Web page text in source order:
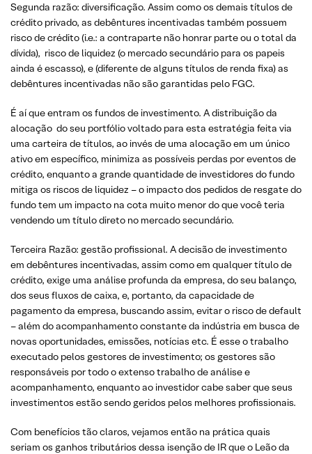
Segunda razão: diversificação. Assim como os demais títulos de
crédito privado, as debêntures incentivadas também possuem
risco de crédito (i.e.: a contraparte não honrar parte ou o total da
dívida), risco de liquidez (o mercado secundário para os papeis
ainda é escasso), e (diferente de alguns títulos de renda fixa) as
debêntures incentivadas não são garantidas pelo FGC.
É aí que entram os fundos de investimento. A distribuição da
alocação do seu portfólio voltado para esta estratégia feita via
uma carteira de títulos, ao invés de uma alocação em um único
ativo em específico, minimiza as possíveis perdas por eventos de
crédito, enquanto a grande quantidade de investidores do fundo
mitiga os riscos de liquidez – o impacto dos pedidos de resgate do
fundo tem um impacto na cota muito menor do que você teria
vendendo um título direto no mercado secundário.
Terceira Razão: gestão profissional. A decisão de investimento
em debêntures incentivadas, assim como em qualquer título de
crédito, exige uma análise profunda da empresa, do seu balanço,
dos seus fluxos de caixa, e, portanto, da capacidade de
pagamento da empresa, buscando assim, evitar o risco de default
– além do acompanhamento constante da indústria em busca de
novas oportunidades, emissões, notícias etc. É esse o trabalho
executado pelos gestores de investimento; os gestores são
responsáveis por todo o extenso trabalho de análise e
acompanhamento, enquanto ao investidor cabe saber que seus
investimentos estão sendo geridos pelos melhores profissionais.
​Com benefícios tão claros, vejamos então na prática quais
seriam os ganhos tributários dessa isenção de IR que o Leão da